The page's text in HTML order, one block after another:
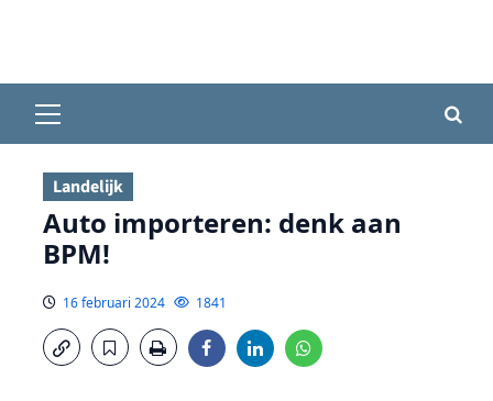
menu
Landelijk
Auto importeren: denk aan
BPM!
16 februari 2024 1841